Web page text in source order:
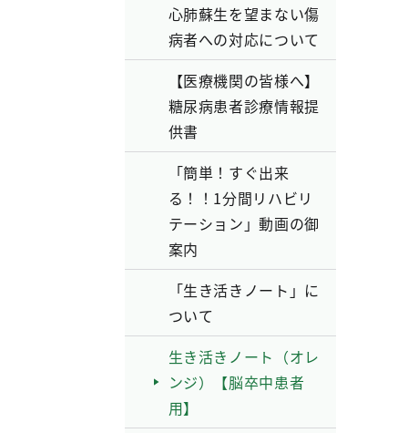
心肺蘇生を望まない傷
病者への対応について
【医療機関の皆様へ】
糖尿病患者診療情報提
供書
「簡単！すぐ出来
る！！1分間リハビリ
テーション」動画の御
案内
「生き活きノート」に
ついて
生き活きノート（オレ
ンジ）【脳卒中患者
用】